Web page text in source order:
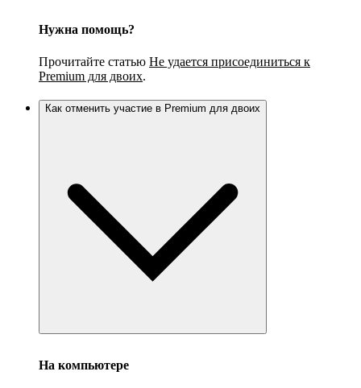
Нужна помощь?
Прочитайте статью Не удается присоединиться к
Premium для двоих.
Как отменить участие в Premium для двоих
На компьютере